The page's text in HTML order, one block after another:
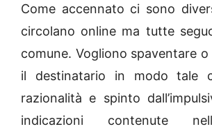
Come accennato ci sono
circolano online ma tutte
comune. Vogliono spaventare o
il destinatario in modo tale
razionalità e spinto
indicazioni contenute